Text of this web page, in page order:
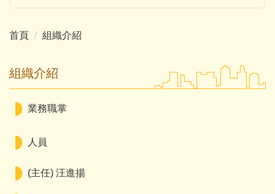
首頁 組織介紹
組織介紹
業務職掌
人員
(主任) 汪進揚